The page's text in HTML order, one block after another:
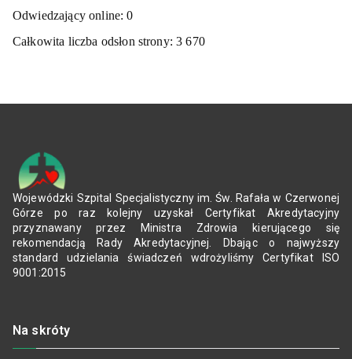
Odwiedzający online:0
Całkowita liczba odsłon strony:3 670
Wojewódzki Szpital Specjalistyczny im. Św. Rafała w Czerwonej
Górze po raz kolejny uzyskał Certyfikat Akredytacyjny
przyznawany przez Ministra Zdrowia kierującego się
rekomendacją Rady Akredytacyjnej. Dbając o najwyższy
standard udzielania świadczeń wdrożyliśmy Certyfikat ISO
9001:2015
Na skróty